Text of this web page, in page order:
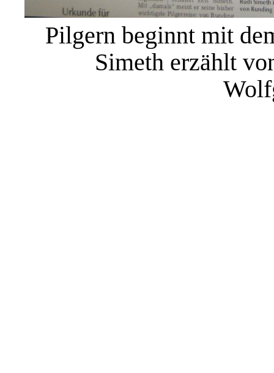
Pilgern beginnt mit
Simeth erzählt